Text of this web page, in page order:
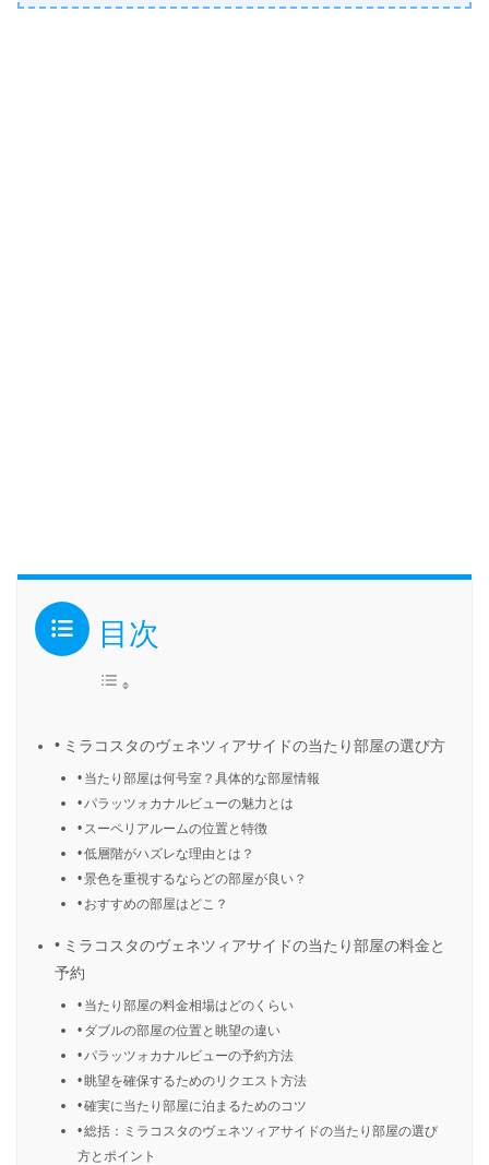
目次
ミラコスタのヴェネツィアサイドの当たり部屋の選び方
当たり部屋は何号室？具体的な部屋情報
パラッツォカナルビューの魅力とは
スーペリアルームの位置と特徴
低層階がハズレな理由とは？
景色を重視するならどの部屋が良い？
おすすめの部屋はどこ？
ミラコスタのヴェネツィアサイドの当たり部屋の料金と
予約
当たり部屋の料金相場はどのくらい
ダブルの部屋の位置と眺望の違い
パラッツォカナルビューの予約方法
眺望を確保するためのリクエスト方法
確実に当たり部屋に泊まるためのコツ
総括：ミラコスタのヴェネツィアサイドの当たり部屋の選び
方とポイント